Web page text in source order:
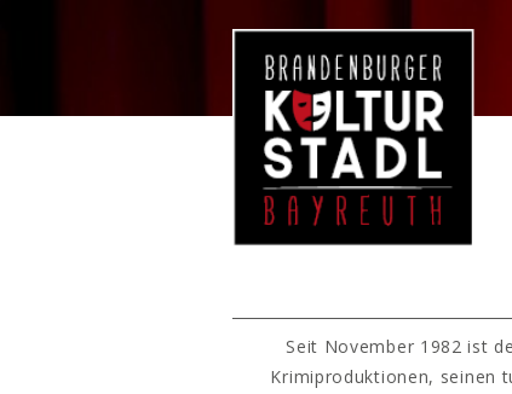
Seit November 1982 ist
Krimiproduktionen, seinen